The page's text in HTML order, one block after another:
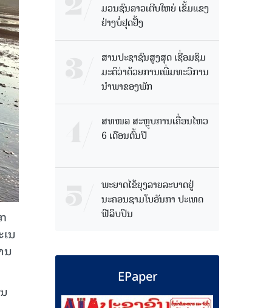
ນ
ນ
ມວນຊົນລາວເຕີບໃຫຍ່ ເຂັ້ມແຂງ
ຢ່າງບໍ່ຢຸດຢັ້ງ
ສານປະຊາຊົນສູງສຸດ ເຊື່ອມຊຶມ
ມະຕິວ່າດ້ວຍການເພີ່ມທະວີການ
ນຳພາຂອງພັກ
ສທໜລ ສະຫຼຸບການເຄື່ອນໄຫວ
6 ເດືອນຕົ້ນປີ
ພະຍາດໄຂ້ຍຸງລາຍລະບາດຢູ່
ນະຄອນຊາມໂບ​ອັນກາ ປະເທດ
ຟີລິບປິນ
EPaper